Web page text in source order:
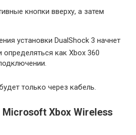
кнопки вверху, а затем
установки DualShock 3 начнет
определяться как Xbox 360
только через кабель.
Xbox Wireless